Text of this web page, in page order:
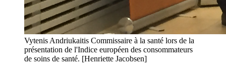
Vytenis Andriukaitis Commissaire à la santé lors de la
présentation de l'Indice européen des consommateurs
de soins de santé. [Henriette Jacobsen]